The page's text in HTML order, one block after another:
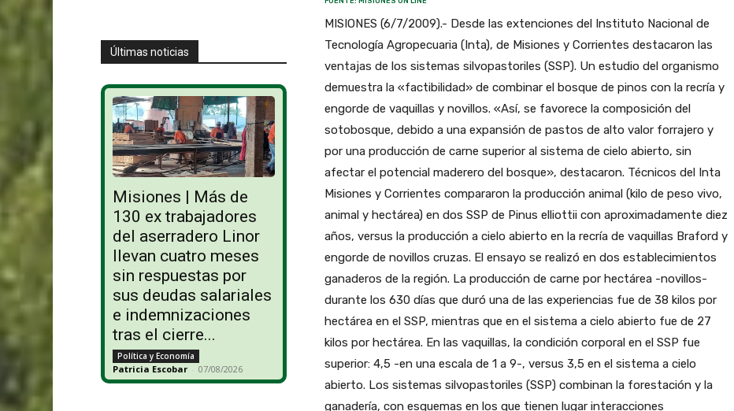
Últimas noticias
Misiones | Más de
130 ex trabajadores
del aserradero Linor
llevan cuatro meses
sin respuestas por
sus deudas salariales
e indemnizaciones
tras el cierre...
Política y Economía
Patricia Escobar - 07/08/2026
MISIONES (6/7/2009).- Desde las extenciones del Instituto Nacional de
Tecnología Agropecuaria (Inta), de Misiones y Corrientes destacaron las
ventajas de los sistemas silvopastoriles (SSP). Un estudio del organismo
demuestra la «factibilidad» de combinar el bosque de pinos con la recría y
engorde de vaquillas y novillos. «Así, se favorece la composición del
sotobosque, debido a una expansión de pastos de alto valor forrajero y
por una producción de carne superior al sistema de cielo abierto, sin
afectar el potencial maderero del bosque», destacaron. Técnicos del Inta
Misiones y Corrientes compararon la producción animal (kilo de peso vivo,
animal y hectárea) en dos SSP de Pinus elliottii con aproximadamente diez
años, versus la producción a cielo abierto en la recría de vaquillas Braford y
engorde de novillos cruzas. El ensayo se realizó en dos establecimientos
ganaderos de la región. La producción de carne por hectárea -novillos-
durante los 630 días que duró una de las experiencias fue de 38 kilos por
hectárea en el SSP, mientras que en el sistema a cielo abierto fue de 27
kilos por hectárea. En las vaquillas, la condición corporal en el SSP fue
superior: 4,5 -en una escala de 1 a 9-, versus 3,5 en el sistema a cielo
abierto. Los sistemas silvopastoriles (SSP) combinan la forestación y la
ganadería, con esquemas en los que tienen lugar interacciones